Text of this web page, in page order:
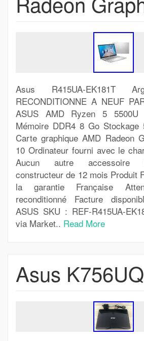
Asus R415UA-EK181T
RECONDITIONNE A NEUF
ASUS AMD Ryzen 5
Mémoire DDR4 8 Go
Carte graphique AMD Radeon
10 Ordinateur fourni avec le
Aucun autre accessoire
constructeur de 12 mois Produit
la garantie Française
reconditionné Facture
ASUS SKU : REF-R415UA-
via Market.. Read More
Asus K756UQ